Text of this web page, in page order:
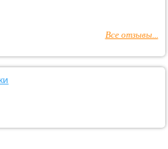
Все отзывы...